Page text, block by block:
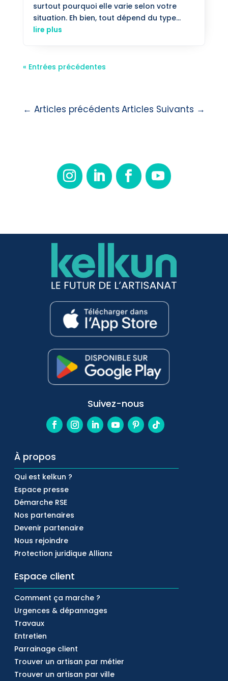
surtout pourquoi elle varie selon votre
situation. Eh bien, tout dépend du type...
lire plus
« Entrées précédentes
← Articles précédents Articles Suivants →
Suivez-nous
À propos
Qui est kelkun ?
Espace presse
Démarche RSE
Nos partenaires
Devenir partenaire
Nous rejoindre
Protection juridique Allianz
Espace client
Comment ça marche ?
Urgences & dépannages
Travaux
Entretien
Parrainage client
Trouver un artisan par métier
Trouver un artisan par ville